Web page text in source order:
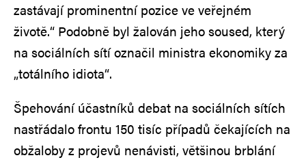
zastávají prominentní pozice ve veřejném
životě.“ Podobně byl žalován jeho soused, který
na sociálních sítí označil ministra ekonomiky za
„totálního idiota“.
Špehování účastníků debat na sociálních sítích
nastřádalo frontu 150 tisíc případů čekajících na
obžaloby z projevů nenávisti, většinou brblání